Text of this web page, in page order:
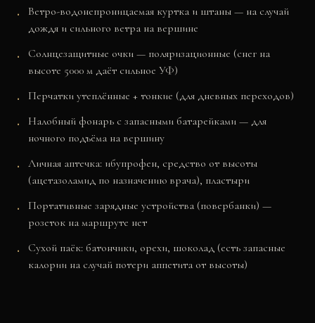
Ветро-водонепроницаемая куртка и штаны — на случай
дождя и сильного ветра на вершине
Солнцезащитные очки — поляризационные (снег на
высоте 5000 м даёт сильное УФ)
Перчатки утеплённые + тонкие (для дневных переходов)
Налобный фонарь с запасными батарейками — для
ночного подъёма на вершину
Личная аптечка: ибупрофен, средство от высоты
(ацетазоламид по назначению врача), пластыри
Портативные зарядные устройства (повербанки) —
розеток на маршруте нет
Сухой паёк: батончики, орехи, шоколад (есть запасные
калории на случай потери аппетита от высоты)